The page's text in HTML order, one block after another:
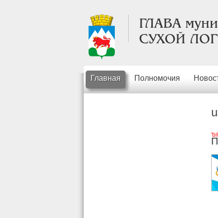
Главная Полномочия